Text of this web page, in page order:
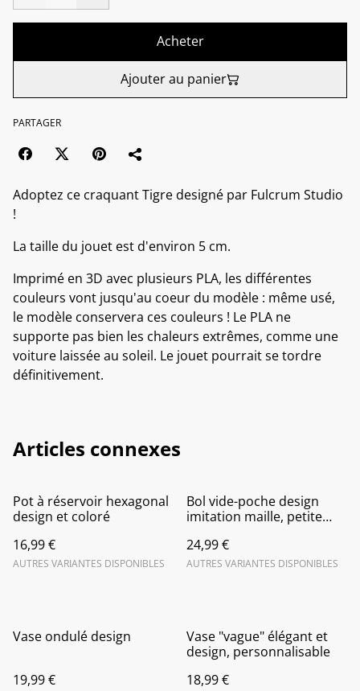
Acheter
Ajouter au panier
PARTAGER
Adoptez ce craquant Tigre designé par Fulcrum Studio
!
La taille du jouet est d'environ 5 cm.
Imprimé en 3D avec plusieurs PLA, les différentes
couleurs vont jusqu'au coeur du modèle : même usé,
le modèle conservera ces couleurs ! Le PLA ne
supporte pas bien les chaleurs extrêmes, comme une
voiture laissée au soleil. Le jouet pourrait se tordre
définitivement.
Articles connexes
Pot à réservoir hexagonal
design et coloré
16,99 €
AUTRES VARIANTES DISPONIBLES
Bol vide-poche design
imitation maille, petite
24,99 €
AUTRES VARIANTES DISPONIBLES
Vase ondulé design
19,99 €
Vase "vague" élégant et
design, personnalisable
18,99 €